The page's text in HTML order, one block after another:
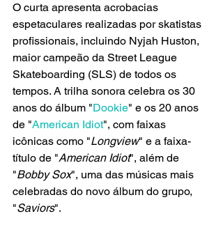
O curta apresenta acrobacias
espetaculares realizadas por skatistas
profissionais, incluindo Nyjah Huston,
maior campeão da Street League
Skateboarding (SLS) de todos os
tempos. A trilha sonora celebra os 30
anos do álbum "Dookie" e os 20 anos
de "American Idiot", com faixas
icônicas como "Longview" e a faixa-
título de "American Idiot", além de
"Bobby Sox", uma das músicas mais
celebradas do novo álbum do grupo,
"Saviors".